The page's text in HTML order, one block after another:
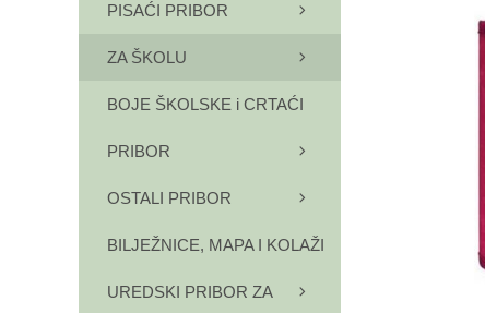
PISAĆI PRIBOR
ZA ŠKOLU
BOJE ŠKOLSKE i CRTAĆI
PRIBOR
OSTALI PRIBOR
BILJEŽNICE, MAPA I KOLAŽI
UREDSKI PRIBOR ZA